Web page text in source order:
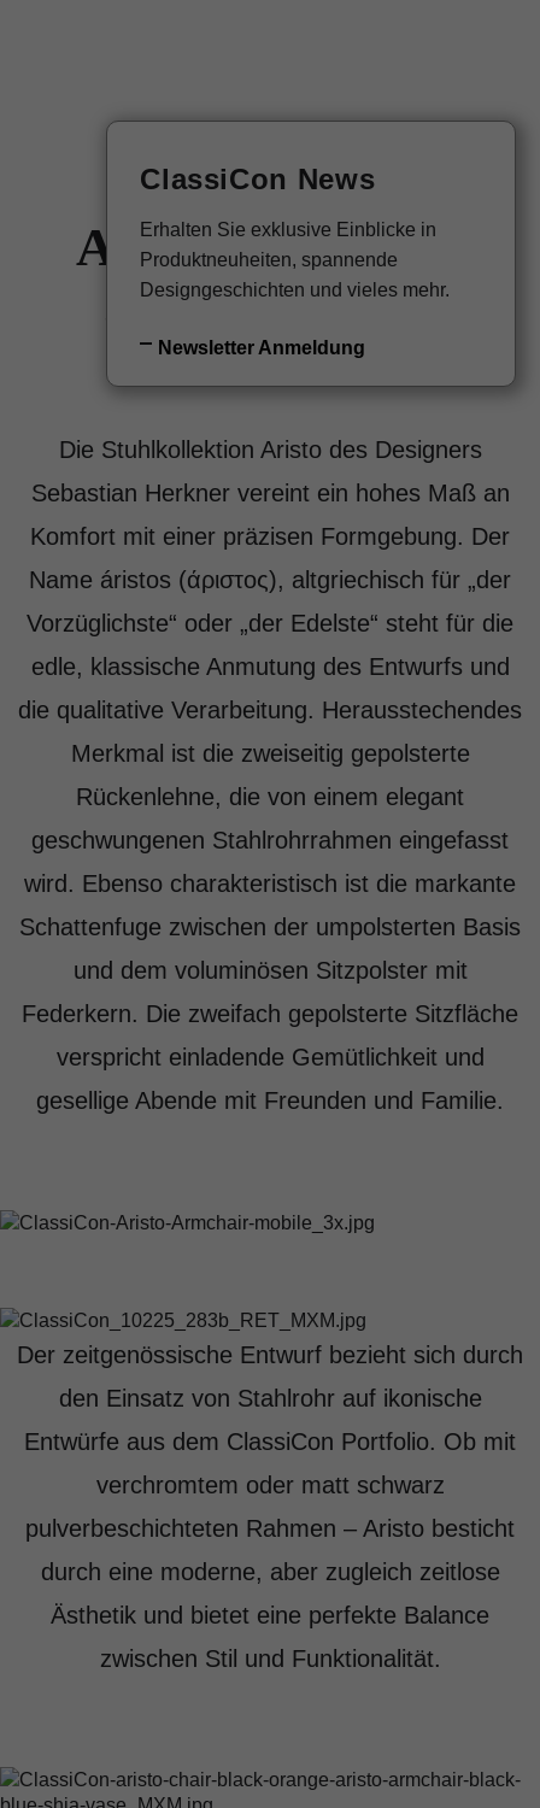
Aristo Armchair
Die Stuhlkollektion Aristo des Designers
Sebastian Herkner vereint ein hohes Maß an
Komfort mit einer präzisen Formgebung. Der
Name áristos (άριστος), altgriechisch für „der
Vorzüglichste“ oder „der Edelste“ steht für die
edle, klassische Anmutung des Entwurfs und
die qualitative Verarbeitung. Herausstechendes
Merkmal ist die zweiseitig gepolsterte
Rückenlehne, die von einem elegant
geschwungenen Stahlrohrrahmen eingefasst
wird. Ebenso charakteristisch ist die markante
Schattenfuge zwischen der umpolsterten Basis
und dem voluminösen Sitzpolster mit
Federkern. Die zweifach gepolsterte Sitzfläche
verspricht einladende Gemütlichkeit und
gesellige Abende mit Freunden und Familie.
Der zeitgenössische Entwurf bezieht sich durch
den Einsatz von Stahlrohr auf ikonische
Entwürfe aus dem ClassiCon Portfolio. Ob mit
verchromtem oder matt schwarz
pulverbeschichteten Rahmen – Aristo besticht
durch eine moderne, aber zugleich zeitlose
Ästhetik und bietet eine perfekte Balance
zwischen Stil und Funktionalität.
ClassiCon News
Erhalten Sie exklusive Einblicke in
Produktneuheiten, spannende
Designgeschichten und vieles mehr.
Newsletter Anmeldung